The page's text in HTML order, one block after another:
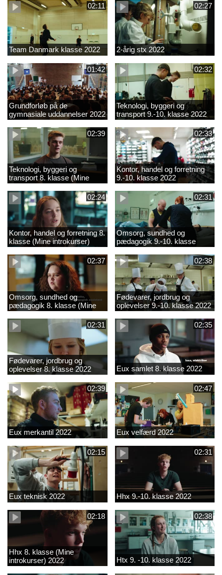
02:11
Team Danmark klasse 2022
02:27
2-årig stx 2022
01:42
Grundforløb på de
gymnasiale uddannelser 2022
02:32
Teknologi, byggeri og
transport 9.-10. klasse 2022
02:39
Teknologi, byggeri og
transport 8. klasse (Mine
introkurser) 2022
02:33
Kontor, handel og forretning
9.-10. klasse 2022
02:24
Kontor, handel og forretning 8.
klasse (Mine introkurser)
2022
02:31
Omsorg, sundhed og
pædagogik 9.-10. klasse
2022
02:37
Omsorg, sundhed og
pædagogik 8. klasse (Mine
introkurser) 2022
02:38
Fødevarer, jordbrug og
oplevelser 9.-10. klasse 2022
02:31
Fødevarer, jordbrug og
oplevelser 8. klasse 2022
02:35
Eux samlet 8. klasse 2022
02:39
Eux merkantil 2022
02:47
Eux velfærd 2022
02:15
Eux teknisk 2022
02:31
Hhx 9.-10. klasse 2022
02:18
Hhx 8. klasse (Mine
introkurser) 2022
02:38
Htx 9. -10. klasse 2022